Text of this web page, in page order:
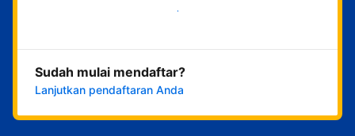
Mulai sekarang
Sudah mulai mendaftar?
Lanjutkan pendaftaran Anda